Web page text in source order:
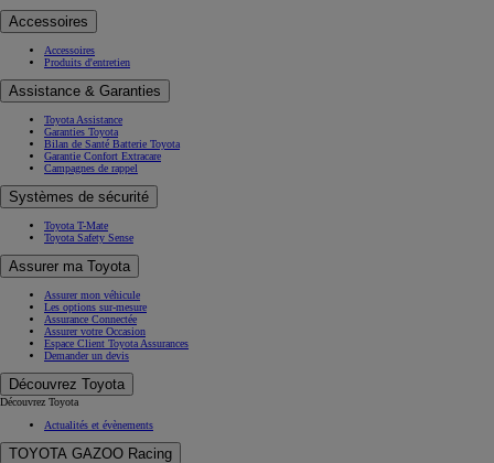
Accessoires
Accessoires
Produits d'entretien
Assistance & Garanties
Toyota Assistance
Garanties Toyota
Bilan de Santé Batterie Toyota
Garantie Confort Extracare
Campagnes de rappel
Systèmes de sécurité
Toyota T-Mate
Toyota Safety Sense
Assurer ma Toyota
Assurer mon véhicule
Les options sur-mesure
Assurance Connectée
Assurer votre Occasion
Espace Client Toyota Assurances
Demander un devis
Découvrez Toyota
Découvrez Toyota
Actualités et évènements
TOYOTA GAZOO Racing